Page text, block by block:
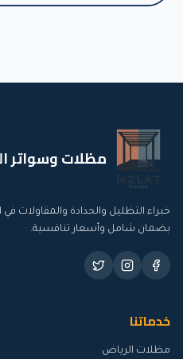
مظلات وسواتر
خبراء التظليل والحدادة والمقاولات
بضمان شامل وأسعار تنافسية.
خدماتنا
مظلات الرياض